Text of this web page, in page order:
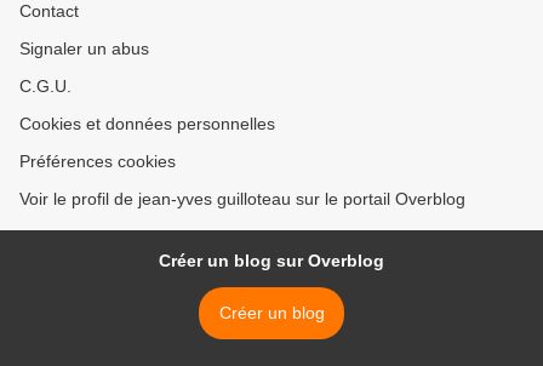
Contact
Signaler un abus
C.G.U.
Cookies et données personnelles
Préférences cookies
Voir le profil de jean-yves guilloteau sur le portail Overblog
Créer un blog sur Overblog
Créer un blog